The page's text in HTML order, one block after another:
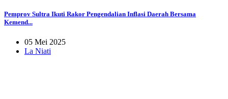
Pemprov Sultra Ikuti Rakor Pengendalian Inflasi Daerah Bersama
Kemend...
05 Mei 2025
La Niati